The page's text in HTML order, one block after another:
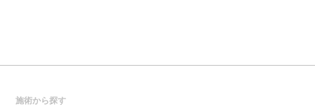
施術から探す